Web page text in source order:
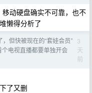
动硬盘确实不可靠，也不
懒得分析了
但快被现在的“套娃会员”
电视直播都要单独开会
3
天
前
了又删